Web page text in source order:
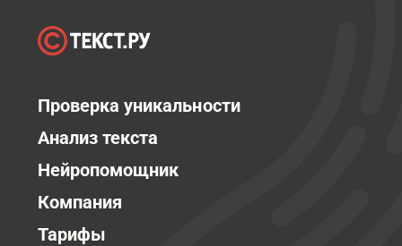
Проверка уникальности
Анализ текста
Нейропомощник
Компания
Тарифы